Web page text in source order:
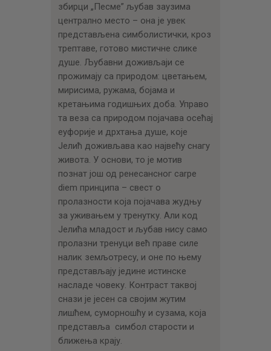
збирци „Песме” љубав заузима
централно место – она је увек
представљена симболистички, кроз
трептаве, готово мистичне слике
душе. Љубавни доживљаји се
прожимају са природом: цветањем,
мирисима, ружама, бојама и
кретањима годишњих доба. Управо
та веза са природом појачава осећај
еуфорије и дрхтања душе, које
Јелић доживљава као највећу снагу
живота. У основи, то је мотив
познат још од ренесансног carpe
diem принципа – свест о
пролазности која појачава жудњу
за уживањем у тренутку. Али код
Јелића младост и љубав нису само
пролазни тренуци већ праве силе
налик земљотресу, и оне по њему
представљају једине истинске
насладе човеку. Контраст таквој
снази је јесен са својим жутим
лишћем, суморношћу и сузама, која
представља симбол старости и
ближења крају.